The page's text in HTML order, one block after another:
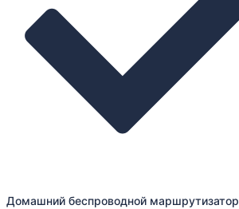
Домашний беспроводной маршрутизатор